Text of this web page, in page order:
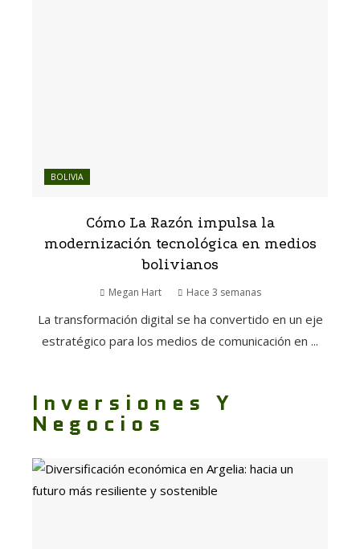
BOLIVIA
Cómo La Razón impulsa la
modernización tecnológica en medios
bolivianos
Megan Hart Hace 3 semanas
La transformación digital se ha convertido en un eje
estratégico para los medios de comunicación en ...
Inversiones Y
Negocios